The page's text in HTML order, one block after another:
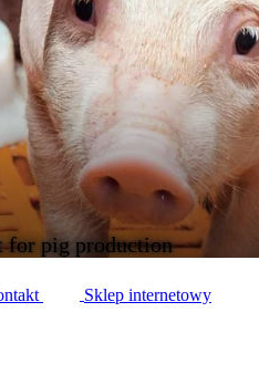
for pig production
Sklep internetowy